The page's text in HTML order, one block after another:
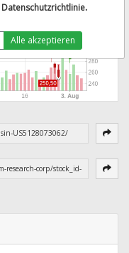
Datenschutzrichtlinie.
Alle akzeptieren